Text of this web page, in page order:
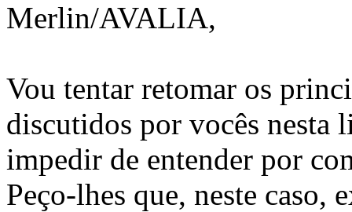
Merlin/AVALIA,
Vou tentar retomar os
discutidos por vocês nesta
impedir de entender por
Peço-lhes que, neste caso,